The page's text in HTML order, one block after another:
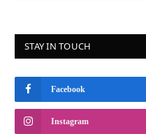
STAY IN TOUCH
Facebook
Instagram